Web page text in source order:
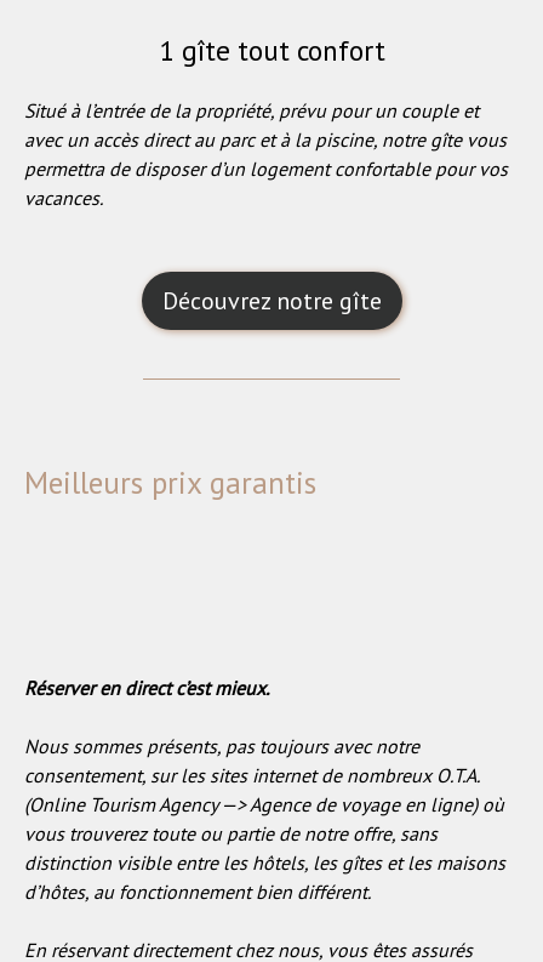
1 gîte tout confort
Situé à l’entrée de la propriété, prévu pour un couple et
avec un accès direct au parc et à la piscine, notre gîte vous
permettra de disposer d’un logement confortable pour vos
vacances.
Découvrez notre gîte
Meilleurs prix garantis
Réserver en direct c’est mieux.
Nous sommes présents, pas toujours avec notre
consentement, sur les sites internet de nombreux O.T.A.
(Online Tourism Agency —> Agence de voyage en ligne) où
vous trouverez toute ou partie de notre offre, sans
distinction visible entre les hôtels, les gîtes et les maisons
d’hôtes, au fonctionnement bien différent.
En réservant directement chez nous, vous êtes assurés